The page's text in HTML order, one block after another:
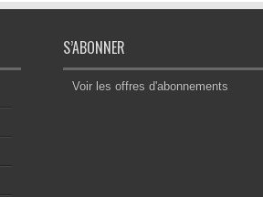
S’ABONNER
Voir les offres d'abonnements